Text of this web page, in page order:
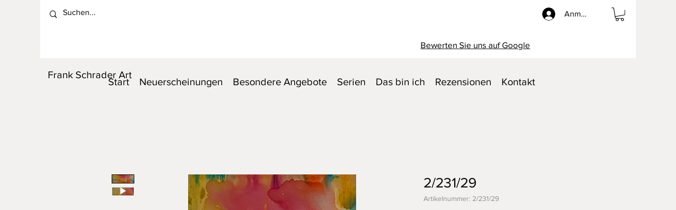
Anmelden
Bewerten Sie uns auf Google
Frank Schrader Art
Start Neuerscheinungen Besondere Angebote Serien Das bin ich Rezensionen Kontakt
2/231/29
Artikelnummer: 2/231/29